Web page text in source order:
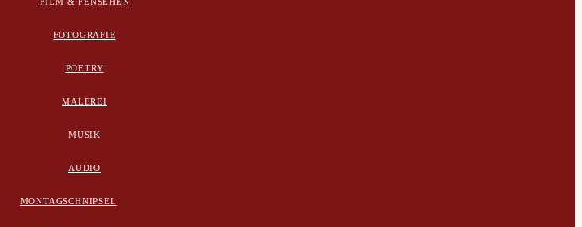
FOTOGRAFIE
POETRY
MALEREI
MUSIK
AUDIO
MONTAGSCHNIPSEL